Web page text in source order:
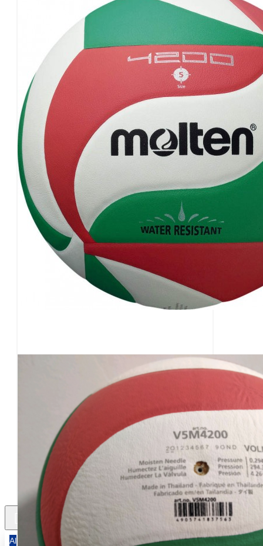
All